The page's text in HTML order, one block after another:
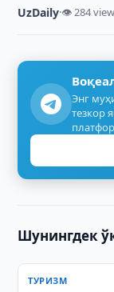
UzDaily·👁 284
Энг
тезкор
Шунингдек
ТУРИЗМ